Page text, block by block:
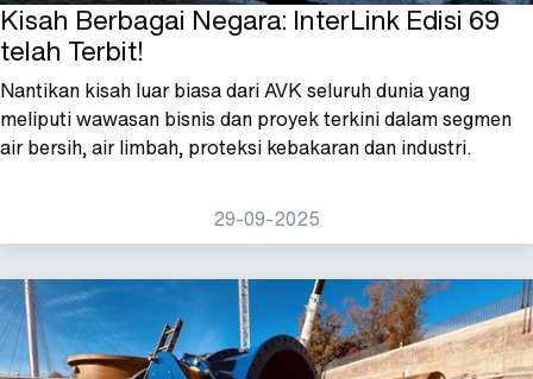
Kisah Berbagai Negara: InterLink Edisi 69
telah Terbit!
Nantikan kisah luar biasa dari AVK seluruh dunia yang
meliputi wawasan bisnis dan proyek terkini dalam segmen
air bersih, air limbah, proteksi kebakaran dan industri.
29-09-2025